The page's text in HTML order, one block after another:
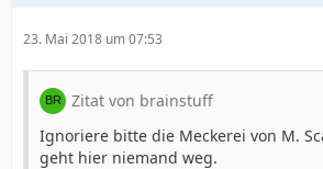
23. Mai 2018 um 07:53
Zitat von brainstuff
Ignoriere bitte die Meckerei von M.
geht hier niemand weg.